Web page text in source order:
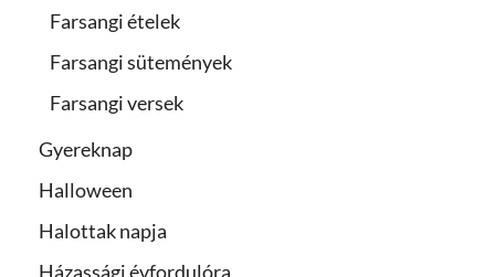
Farsangi ételek
Farsangi sütemények
Farsangi versek
Gyereknap
Halloween
Halottak napja
Házassági évfordulóra